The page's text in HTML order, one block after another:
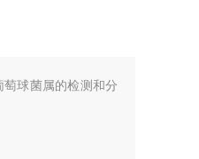
球菌属的检测和分